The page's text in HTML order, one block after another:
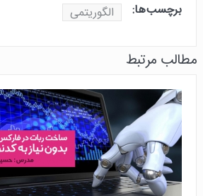
برچسب‌ها: الگوریتمی
مطالب مرتبط